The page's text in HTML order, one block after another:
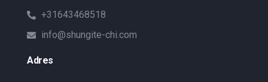
+31643468518
info@shungite-chi.com
Adres